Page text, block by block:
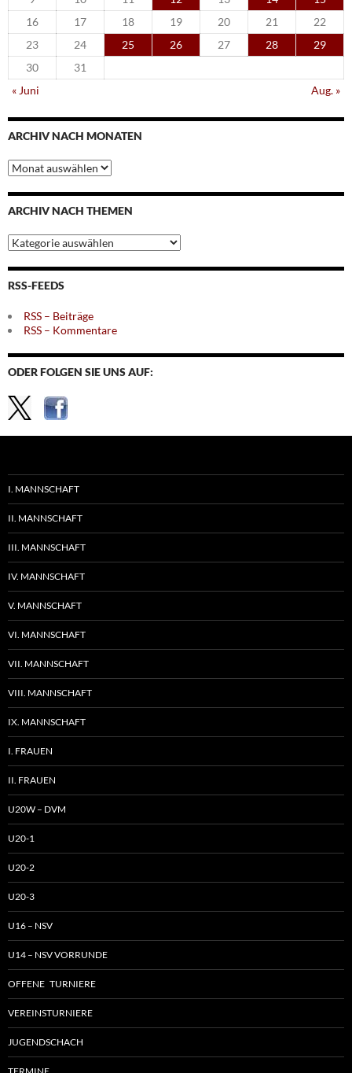
16
17 18 19 20 21
22
23
24 25 26 27 28
29
30
31
« Juni
Aug. »
ARCHIV NACH MONATEN
Archiv
nach
Monaten
ARCHIV NACH THEMEN
Archiv
nach
Themen
RSS-FEEDS
RSS – Beiträge
RSS – Kommentare
ODER FOLGEN SIE UNS AUF:
I. MANNSCHAFT
II. MANNSCHAFT
III. MANNSCHAFT
IV. MANNSCHAFT
V. MANNSCHAFT
VI. MANNSCHAFT
VII. MANNSCHAFT
VIII. MANNSCHAFT
IX. MANNSCHAFT
I. FRAUEN
II. FRAUEN
U20W – DVM
U20-1
U20-2
U20-3
U16 – NSV
U14 – NSV VORRUNDE
OFFENE TURNIERE
VEREINSTURNIERE
JUGENDSCHACH